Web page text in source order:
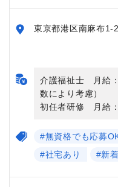
東京都港区南麻布1-
介護福祉士 月給
数により考慮）
初任者研修 月給
#無資格でも応募
#社宅あり
#新